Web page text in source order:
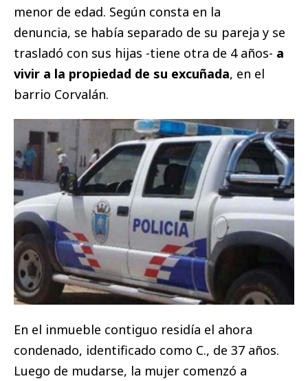
menor de edad. Según consta en la
denuncia, se había separado de su pareja y se
trasladó con sus hijas -tiene otra de 4 años- a
vivir a la propiedad de su excuñada, en el
barrio Corvalán.
En el inmueble contiguo residía el ahora
condenado, identificado como C., de 37 años.
Luego de mudarse, la mujer comenzó a